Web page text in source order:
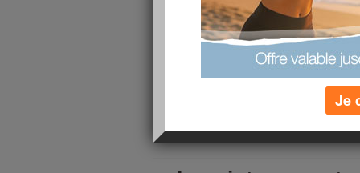
Colère contre elle de me traiter ainsi. Une
que soit son apparence.
Colère contre moi même de me laisser
mère des problèmes, elle en a! A commencer
grosses. Je vous jure, à chaque fois qu'on
lire la suite
Je